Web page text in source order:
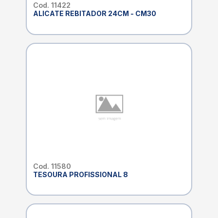
Cod. 11422
ALICATE REBITADOR 24CM - CM30
Cod. 11580
TESOURA PROFISSIONAL 8